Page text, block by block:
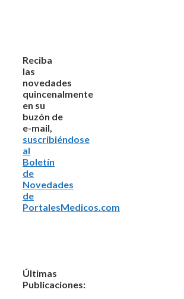
Reciba
las
novedades
quincenalmente
en su
buzón de
e-mail,
suscribiéndose
al
Boletín
de
Novedades
de
PortalesMedicos.com
Últimas
Publicaciones: